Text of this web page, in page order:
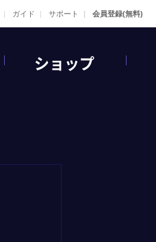
ガイド サポート 会員登録(無料)
ショップ